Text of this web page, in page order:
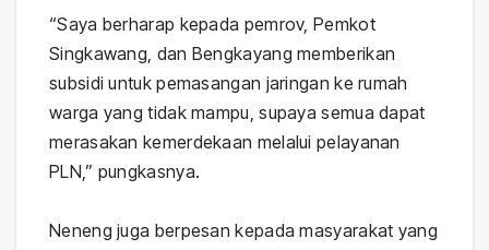
“Saya berharap kepada pemrov, Pemkot
Singkawang, dan Bengkayang memberikan
subsidi untuk pemasangan jaringan ke rumah
warga yang tidak mampu, supaya semua dapat
merasakan kemerdekaan melalui pelayanan
PLN,” pungkasnya.
Neneng juga berpesan kepada masyarakat yang